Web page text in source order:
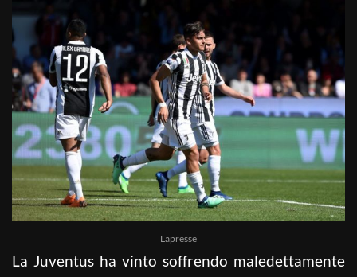
Lapresse
La Juventus ha vinto soffrendo maledettamente